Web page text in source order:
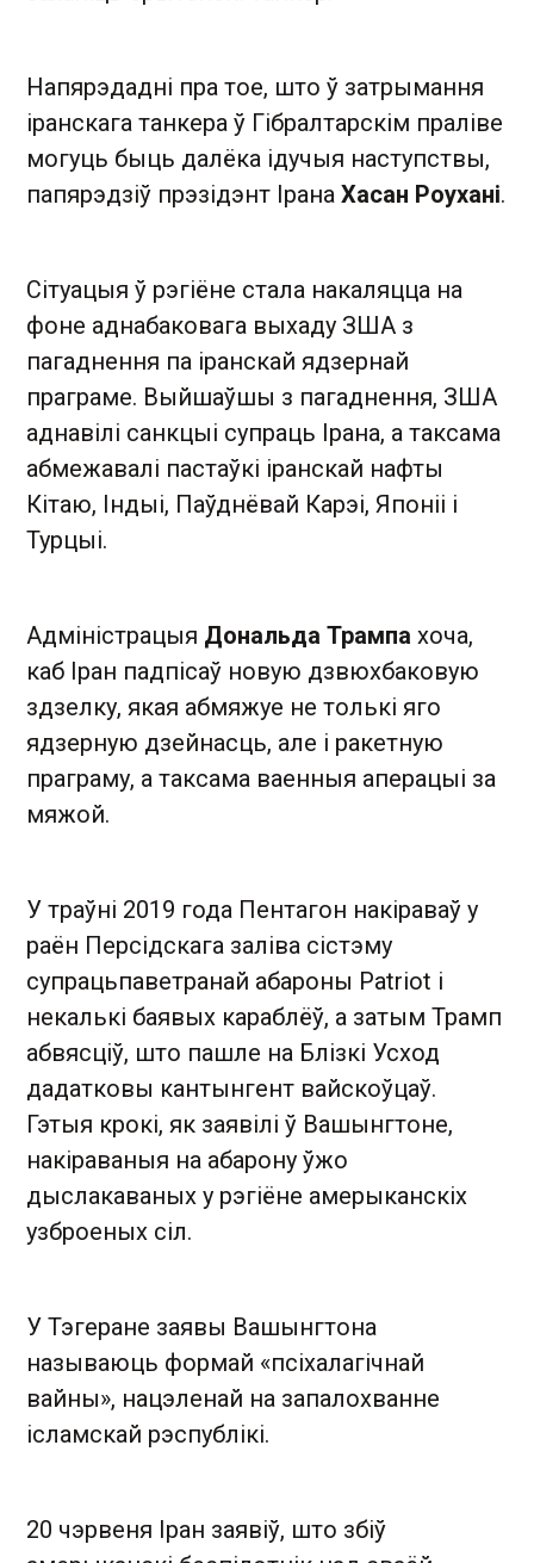
Напярэдадні пра тое, што ў затрымання
іранскага танкера ў Гібралтарскім праліве
могуць быць далёка ідучыя наступствы,
папярэдзіў прэзідэнт Ірана Хасан Роухані.
Сітуацыя ў рэгіёне стала накаляцца на
фоне аднабаковага выхаду ЗША з
пагаднення па іранскай ядзернай
праграме. Выйшаўшы з пагаднення, ЗША
аднавілі санкцыі супраць Ірана, а таксама
абмежавалі пастаўкі іранскай нафты
Кітаю, Індыі, Паўднёвай Карэі, Японіі і
Турцыі.
Адміністрацыя Дональда Трампа хоча,
каб Іран падпісаў новую дзвюхбаковую
здзелку, якая абмяжуе не толькі яго
ядзерную дзейнасць, але і ракетную
праграму, а таксама ваенныя аперацыі за
мяжой.
У траўні 2019 года Пентагон накіраваў у
раён Персідскага заліва сістэму
супрацьпаветранай абароны Patriot і
некалькі баявых караблёў, а затым Трамп
абвясціў, што пашле на Блізкі Усход
дадатковы кантынгент вайскоўцаў.
Гэтыя крокі, як заявілі ў Вашынгтоне,
накіраваныя на абарону ўжо
дыслакаваных у рэгіёне амерыканскіх
узброеных сіл.
У Тэгеране заявы Вашынгтона
называюць формай «псіхалагічнай
вайны», нацэленай на запалохванне
ісламскай рэспублікі.
20 чэрвеня Іран заявіў, што збіў